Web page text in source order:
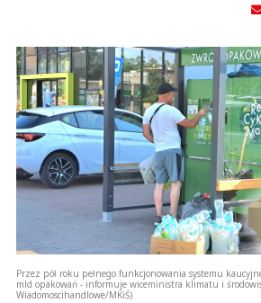
Przez pół roku pełnego funkcjonowania systemu
mld opakowań - informuje wiceministra klimatu i
Wiadomoscihandlowe/MKiŚ)